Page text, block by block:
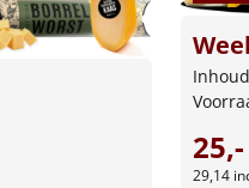
25,-
29,14